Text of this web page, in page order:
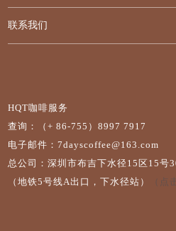
联系我们
HQT咖啡服务
查询：（+ 86-755）8997 7917
电子邮件：7dayscoffee@163.com
总公司：深圳市布吉下水径15区15号
（地铁5号线A出口，下水径站）
（点